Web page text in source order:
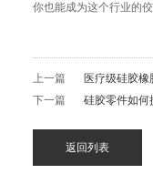
你也能成为这个行业的
上一篇
医疗级硅胶
下一篇
硅胶零件如何
返回列表